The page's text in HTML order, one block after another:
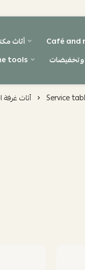
أثاث Café
tools
أثاث Service